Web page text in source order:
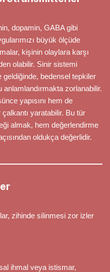
dopamin, GABA gibi
büyük ölçüde
kişinin olaylara karşı
olabilir. Sinir sistemi
geldiğinde, bedensel tepkiler
zorlanabilir.
yapısını hem de
yaratabilir. Bu tür
almak, hem değerlendirme
oldukça değerlidir.
zihinde silinmesi zor izler
ihmal veya istismar,